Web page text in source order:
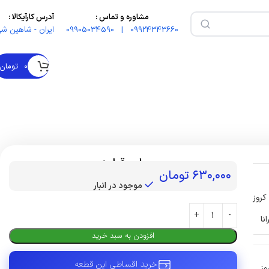
مشاوره و تماس :
09924343660 | 09905034590
آدرس کارآیکالا :
ایران - شاهین
۰ تومان
کروز
رانا
بهای قطعه :
۶۳۰,۰۰۰ تومان
موجود در انبار
افزودن به سبد خرید
خرید اقساطی این قطعه